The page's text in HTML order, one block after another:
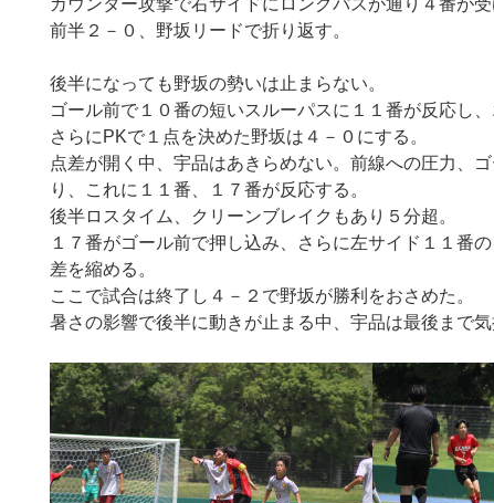
カウンター攻撃で右サイドにロングパスが通り４番が
前半２－０、野坂リードで折り返す。
後半になっても野坂の勢いは止まらない。
ゴール前で１０番の短いスルーパスに１１番が反応し
さらにPKで１点を決めた野坂は４－０にする。
点差が開く中、宇品はあきらめない。前線への圧力、
り、これに１１番、１７番が反応する。
後半ロスタイム、クリーンブレイクもあり５分超。
１７番がゴール前で押し込み、さらに左サイド１１番
差を縮める。
ここで試合は終了し４－２で野坂が勝利をおさめた。
暑さの影響で後半に動きが止まる中、宇品は最後まで